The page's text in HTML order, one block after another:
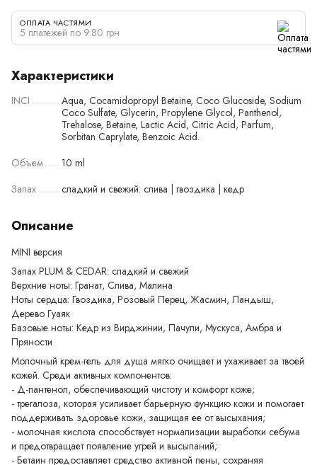
ОПЛАТА ЧАСТЯМИ
5 платежей по 9.80 грн
Характеристики
INCI
Aqua, Cocamidopropyl Betaine, Coco Glucoside, Sodium
Coco Sulfate, Glycerin, Propylene Glycol, Panthenol,
Trehalose, Betaine, Lactic Acid, Citric Acid, Parfum,
Sorbitan Caprylate, Benzoic Acid.
Объем
10 ml
Запах
сладкий и свежий: слива | гвоздика | кедр
Описание
MINI версия
Запах PLUM & CEDAR: сладкий и свежий
Верхние ноты: Гранат, Слива, Малина
Ноты сердца: Гвоздика, Розовый Перец, Жасмин, Ландыш,
Дерево Гуаяк
Базовые ноты: Кедр из Вирджинии, Пачули, Мускуса, Амбра и
Пряности
Молочный крем-гель для душа мягко очищает и ухаживает за твоей
кожей. Среди активных компонентов:
- Д-пантенол, обеспечивающий чистоту и комфорт коже;
- трегалоза, которая усиливает барьерную функцию кожи и помогает
поддерживать здоровье кожи, защищая ее от высыхания;
- молочная кислота способствует нормализации выработки себума
и предотвращает появление угрей и высыпаний;
- Бетаин предоставляет средство активной пены, сохраняя